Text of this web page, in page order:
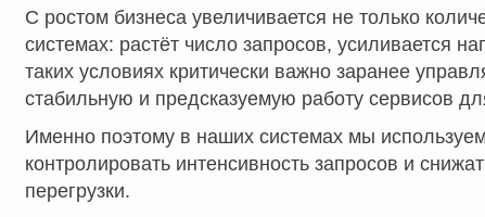
С ростом бизнеса увеличивается не только
системах: растёт число запросов, усиливается
таких условиях критически важно заранее
стабильную и предсказуемую работу сервисов
Именно поэтому в наших системах мы
контролировать интенсивность запросов и
перегрузки.